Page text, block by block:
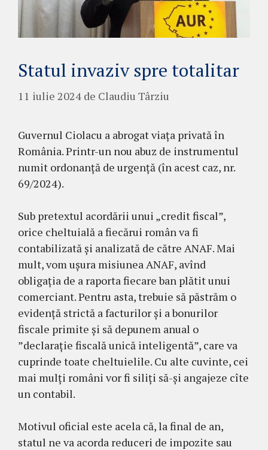
Statul invaziv spre totalitar
11 iulie 2024 de Claudiu Târziu
Guvernul Ciolacu a abrogat viața privată în
România. Printr-un nou abuz de instrumentul
numit ordonanță de urgență (în acest caz, nr.
69/2024).
Sub pretextul acordării unui „credit fiscal”,
orice cheltuială a fiecărui român va fi
contabilizată și analizată de către ANAF. Mai
mult, vom ușura misiunea ANAF, avînd
obligația de a raporta fiecare ban plătit unui
comerciant. Pentru asta, trebuie să păstrăm o
evidență strictă a facturilor și a bonurilor
fiscale primite și să depunem anual o
”declarație fiscală unică inteligentă”, care va
cuprinde toate cheltuielile. Cu alte cuvinte, cei
mai mulți români vor fi siliți să-și angajeze cîte
un contabil.
Motivul oficial este acela că, la final de an,
statul ne va acorda reduceri de impozite sau